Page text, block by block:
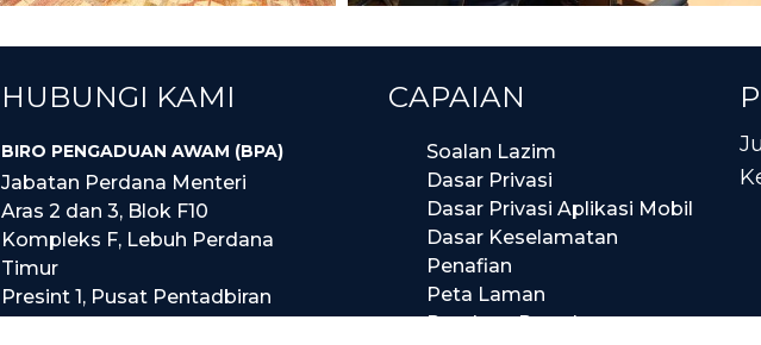
HUBUNGI KAMI
BIRO PENGADUAN AWAM (BPA)
Jabatan Perdana Menteri
Aras 2 dan 3, Blok F10
Kompleks F, Lebuh Perdana
Timur
Presint 1, Pusat Pentadbiran
CAPAIAN
Soalan Lazim
Dasar Privasi
Dasar Privasi Aplikasi Mobil
Dasar Keselamatan
Penafian
Peta Laman
Panduan Portal